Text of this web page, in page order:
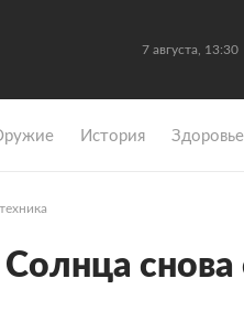
7 августа, 13:30
История Здоровье
снова